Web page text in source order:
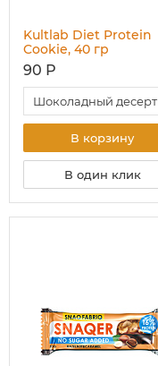
Kultlab Diet Protein
Cookie, 40 гр
90 Р
Шоколадный десерт
В корзину
В один клик